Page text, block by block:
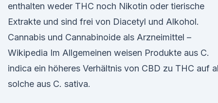
enthalten weder THC noch Nikotin oder tierische
Extrakte und sind frei von Diacetyl und Alkohol.
Cannabis und Cannabinoide als Arzneimittel –
Wikipedia Im Allgemeinen weisen Produkte aus C.
indica ein höheres Verhältnis von CBD zu THC auf
solche aus C. sativa.